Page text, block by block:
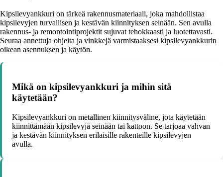
Kipsilevyankkuri on tärkeä rakennusmateriaali, joka mahdollistaa
kipsilevyjen turvallisen ja kestävän kiinnityksen seinään. Sen avulla
rakennus- ja remontointiprojektit sujuvat tehokkaasti ja luotettavasti.
Seuraa annettuja ohjeita ja vinkkejä varmistaaksesi kipsilevyankkurin
oikean asennuksen ja käytön.
Mikä on kipsilevyankkuri ja mihin sitä
käytetään?
Kipsilevyankkuri on metallinen kiinnitysväline, jota käytetään
kiinnittämään kipsilevyjä seinään tai kattoon. Se tarjoaa vahvan
ja kestävän kiinnityksen erilaisille rakenteille kipsilevyjen
avulla.